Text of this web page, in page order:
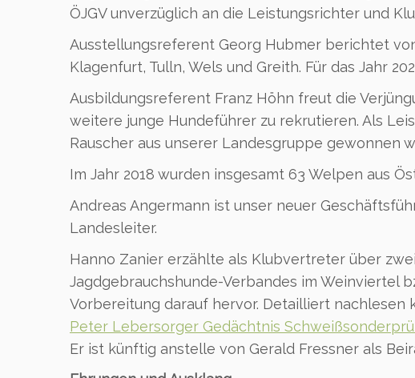
ÖJGV unverzüglich an die Leistungsrichter und
Ausstellungsreferent Georg Hubmer berichtet
Klagenfurt, Tulln, Wels und Greith. Für das Jahr
Ausbildungsreferent Franz Höhn freut die
weitere junge Hundeführer zu rekrutieren. Als
Rauscher aus unserer Landesgruppe gewonnen
Im Jahr 2018 wurden insgesamt 63 Welpen aus
Andreas Angermann ist unser neuer
Landesleiter.
Hanno Zanier erzählte als Klubvertreter über
Jagdgebrauchshunde-Verbandes im Weinviertel
Vorbereitung darauf hervor. Detailliert nachlesen
Peter Lebersorger Gedächtnis
Er ist künftig anstelle von Gerald Fressner als